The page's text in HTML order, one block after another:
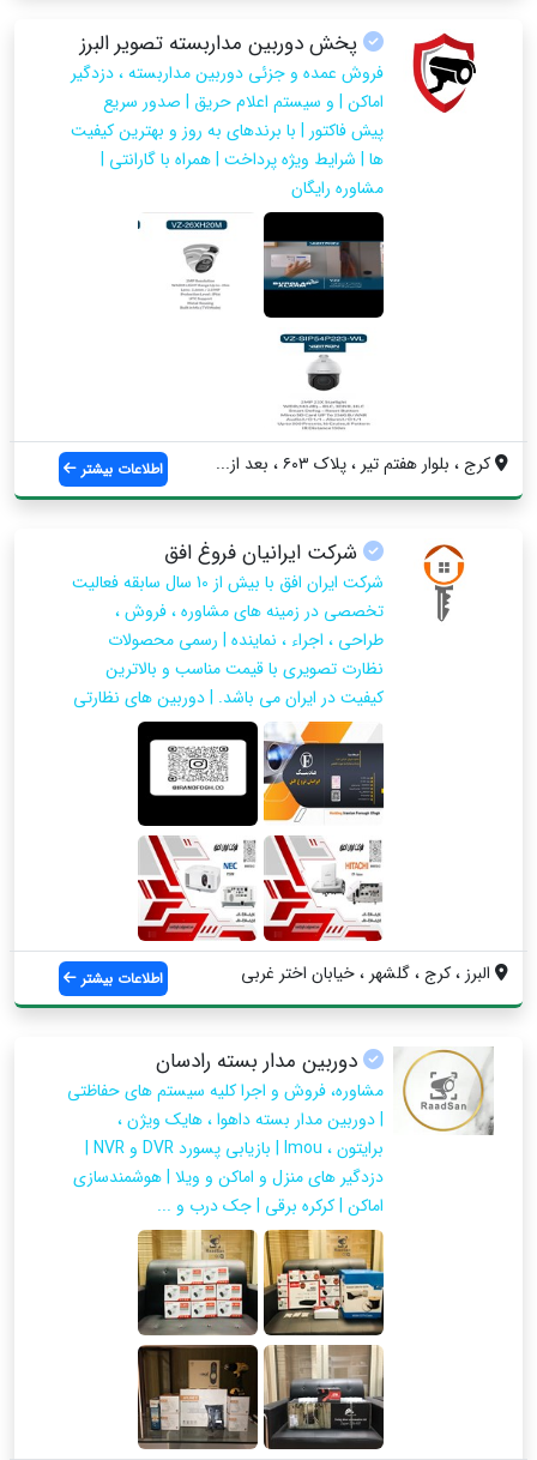
پخش دوربین مداربسته تصویر البرز
فروش عمده و جزئی دوربین مداربسته ، دزدگیر
اماکن | و سیستم اعلام حریق | صدور سریع
پیش فاکتور | با برندهای به روز و بهترین کیفیت
ها | شرایط ویژه پرداخت | همراه با گارانتی |
مشاوره رایگان
کرج ، بلوار هفتم تیر ، پلاک ۶۰۳ ، بعد از... اطلاعات بیشتر
شرکت ایرانیان فروغ افق
شرکت ایران افق با بیش از 10 سال سابقه فعالیت
تخصصی در زمینه های مشاوره ، فروش ،
طراحی ، اجراء ، نماینده | رسمی محصولات
نظارت تصویری با قیمت مناسب و بالاترین
کیفیت در ایران می باشد. | دوربین های نظارتی
البرز ، کرج ، گلشهر ، خیابان اختر غربی اطلاعات بیشتر
دوربین مدار بسته رادسان
مشاوره، فروش و اجرا کلیه سیستم های حفاظتی
| دوربین مدار بسته داهوا ، هایک ویژن ،
برایتون ، Imou | بازیابی پسورد DVR و NVR |
دزدگیر های منزل و اماکن و ویلا | هوشمندسازی
اماکن | کرکره برقی | جک درب و ...